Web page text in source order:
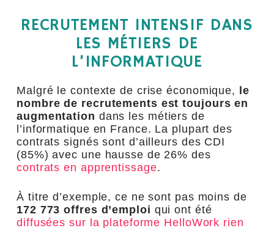
RECRUTEMENT INTENSIF DANS
LES MÉTIERS DE
L’INFORMATIQUE
Malgré le contexte de crise économique,
le
nombre de recrutements est toujours en
augmentation dans les métiers de
l’informatique en France. La plupart des
contrats signés sont d’ailleurs des CDI
(85%) avec une hausse de 26% des
contrats en apprentissage.
À titre d’exemple, ce ne sont pas moins de
172 773 offres d’emploi qui ont été
diffusées sur la plateforme HelloWork rien